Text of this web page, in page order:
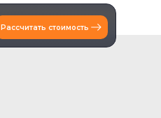
Рассчитать стоимость